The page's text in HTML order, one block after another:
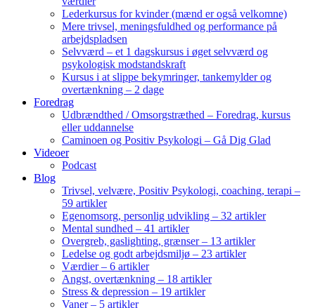
Lederkursus for kvinder (mænd er også velkomne)
Mere trivsel, meningsfuldhed og performance på
arbejdspladsen
Selvværd – et 1 dagskursus i øget selvværd og
psykologisk modstandskraft
Kursus i at slippe bekymringer, tankemylder og
overtænkning – 2 dage
Foredrag
Udbrændthed / Omsorgstræthed – Foredrag, kursus
eller uddannelse
Caminoen og Positiv Psykologi – Gå Dig Glad
Videoer
Podcast
Blog
Trivsel, velvære, Positiv Psykologi, coaching, terapi –
59 artikler
Egenomsorg, personlig udvikling – 32 artikler
Mental sundhed – 41 artikler
Overgreb, gaslighting, grænser – 13 artikler
Ledelse og godt arbejdsmiljø – 23 artikler
Værdier – 6 artikler
Angst, overtænkning – 18 artikler
Stress & depression – 19 artikler
Vaner – 5 artikler